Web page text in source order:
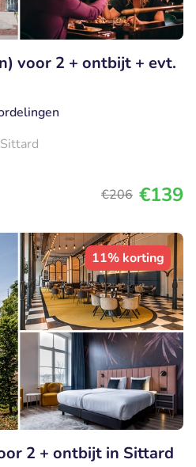
voor 2 + ontbijt + evt.
€206 €139
11% korting
2 + ontbijt in Sittard